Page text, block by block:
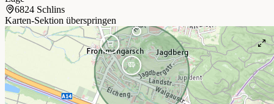
6824 Schlins
Karten-Sektion überspringen